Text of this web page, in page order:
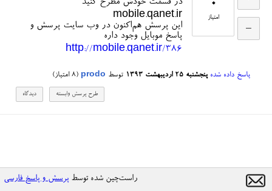
0
امتیاز
mobile.qanet.ir
این پرسش هم‌اکنون در وب سایت پرسش و
پاسخ موبایل وجود داره
http://mobile.qanet.ir/386
پاسخ داده شده پنجشنبه ۲۵ اردیبهشت ۱۳۹۳ توسط prodo
(
8 امتیاز)
راست‌چین شده توسط پرسش و پاسخ فارسی